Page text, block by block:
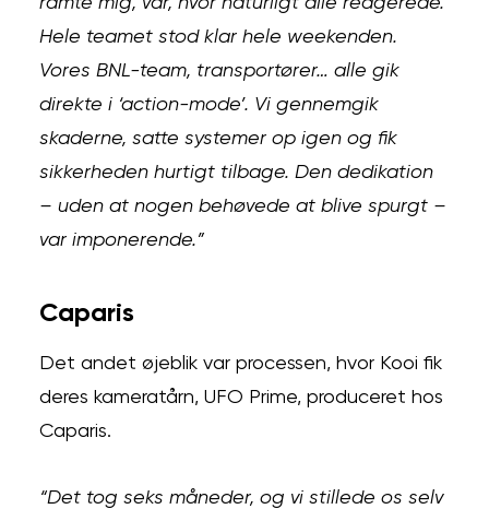
Hele teamet stod klar hele weekenden.
Vores BNL-team, transportører… alle gik
direkte i ‘action-mode’. Vi gennemgik
skaderne, satte systemer op igen og fik
sikkerheden hurtigt tilbage. Den dedikation
– uden at nogen behøvede at blive spurgt –
var imponerende.”
Caparis
Det andet øjeblik var processen, hvor Kooi fik
deres kameratårn, UFO Prime, produceret hos
Caparis.
“Det tog seks måneder, og vi stillede os selv